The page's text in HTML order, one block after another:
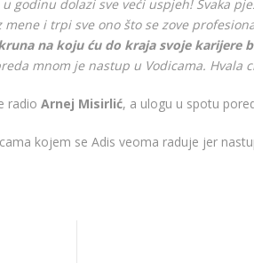
godinu dolazi sve veći uspjeh! Svaka
i trpi sve ono što se zove
na koju ću do kraja svoje karijere
mnom je nastup u Vodicama. Hvala
radio Arnej Misirlić, a ulogu u spotu
kojem se Adis veoma raduje jer